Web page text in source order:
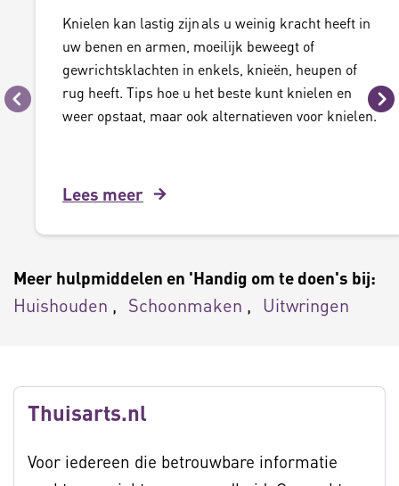
Vorige
Knielen kan lastig zijn als u weinig kracht heeft in
uw benen en armen, moeilijk beweegt of
gewrichtsklachten in enkels, knieën, heupen of
rug heeft. Tips hoe u het beste kunt knielen en
weer opstaat, maar ook alternatieven voor knielen.
Lees meer
Meer hulpmiddelen en 'Handig om te doen's bij:
Huishouden Schoonmaken Uitwringen
Thuisarts.nl
Voor iedereen die betrouwbare informatie